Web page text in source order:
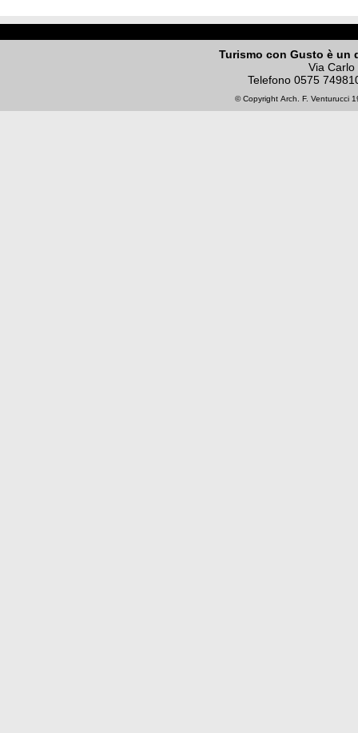
Turismo con Gusto è un
Via
Telefono 0575
© Copyright Arch. F. Venturucci